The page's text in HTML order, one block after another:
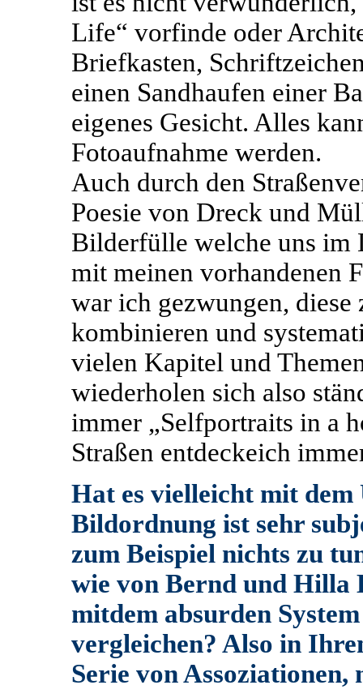
Life“ vorfinde oder
Briefkasten,
einen Sandhaufen einer
eigenes Gesicht. Alles
Fotoaufnahme werden.
Auch durch den
Poesie von Dreck und
Bilderfülle welche uns im
mit meinen vorhandenen
war ich gezwungen, diese
kombinieren und
vielen Kapitel und
wiederholen sich also
immer „Selfportraits in a
Straßen entdeckeich
Hat es vielleicht mit
Bildordnung ist sehr
zum Beispiel nichts zu
wie von Bernd und Hilla
mitdem absurden
vergleichen? Also in
Serie von Assoziationen,